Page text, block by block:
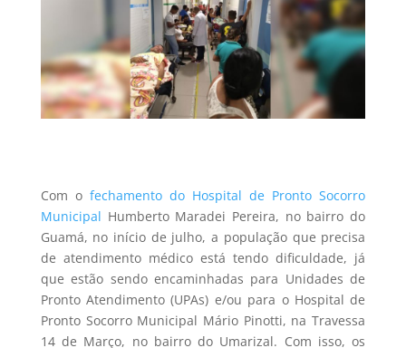
Com o fechamento do Hospital de Pronto Socorro
Municipal Humberto Maradei Pereira, no bairro do
Guamá, no início de julho, a população que precisa
de atendimento médico está tendo dificuldade, já
que estão sendo encaminhadas para Unidades de
Pronto Atendimento (UPAs) e/ou para o Hospital de
Pronto Socorro Municipal Mário Pinotti, na Travessa
14 de Março, no bairro do Umarizal. Com isso, os